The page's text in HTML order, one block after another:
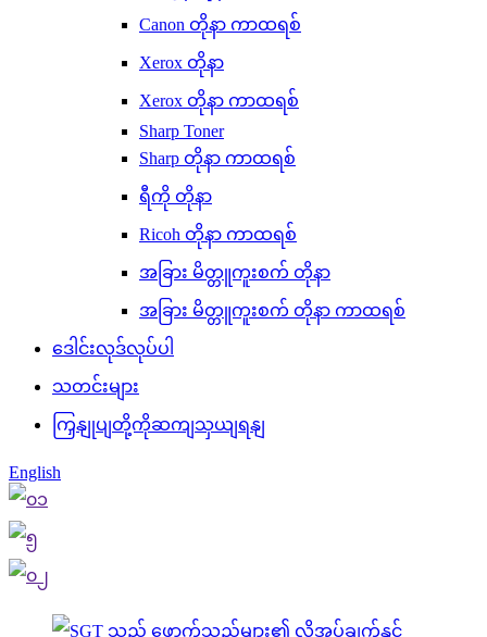
Canon တိုနာ ကာထရစ်
Xerox တိုနာ
Xerox တိုနာ ကာထရစ်
Sharp Toner
Sharp တိုနာ ကာထရစ်
ရီကို တိုနာ
Ricoh တိုနာ ကာထရစ်
အခြား မိတ္တူကူးစက် တိုနာ
အခြား မိတ္တူကူးစက် တိုနာ ကာထရစ်
ဒေါင်းလုဒ်လုပ်ပါ
သတင်းများ
ကြှနျုပျတို့ကိုဆကျသှယျရနျ
English